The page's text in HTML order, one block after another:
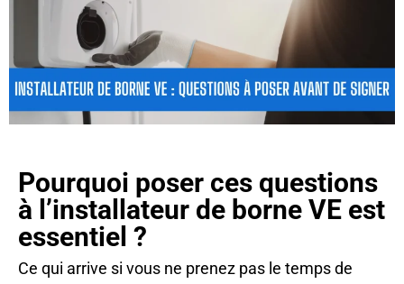
Pourquoi poser ces questions
à l’installateur de borne VE est
essentiel ?
Ce qui arrive si vous ne prenez pas le temps de